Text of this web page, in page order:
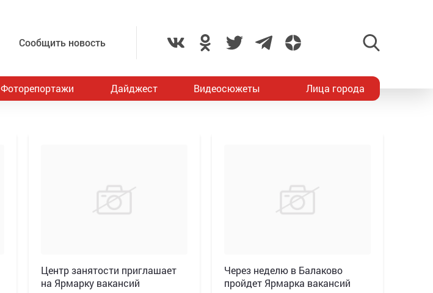
Сообщить новость
Фоторепортажи Дайджест Видеосюжеты Лица города
Центр занятости приглашает
на Ярмарку вакансий
Через неделю в Балаково
пройдет Ярмарка вакансий